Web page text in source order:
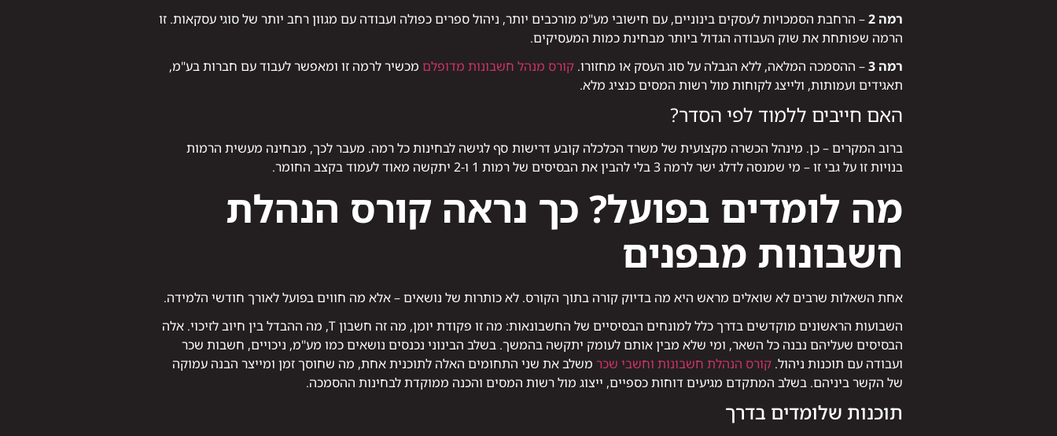
רמה 2 – הרחבת הסמכויות לעסקים בינוניים, עם חישובי מע"מ מורכבים יותר, ניהול ספרים כפולה ועבודה עם מגוון רחב יותר של סוגי עסקאות. זו
הרמה שפותחת את שוק העבודה הגדול ביותר מבחינת כמות המעסיקים.
רמה 3 – ההסמכה המלאה, ללא הגבלה על סוג העסק או מחזורו.קורס מנהל חשבונות מדופלם מכשיר לרמה זו ומאפשר לעבוד עם חברות בע"מ,
תאגידים ועמותות, ולייצג לקוחות מול רשות המסים כנציג מלא.
האם חייבים ללמוד לפי הסדר?
ברוב המקרים – כן. מינהל הכשרה מקצועית של משרד הכלכלה קובע דרישות סף לגישה לבחינות כל רמה. מעבר לכך, מבחינה מעשית הרמות
בנויות זו על גבי זו – מי שמנסה לדלג ישר לרמה 3 בלי להבין את הבסיסים של רמות 1 ו-2 יתקשה מאוד לעמוד בקצב החומר.
מה לומדים בפועל? כך נראה קורס הנהלת
חשבונות מבפנים
אחת השאלות שרבים לא שואלים מראש היא מה בדיוק קורה בתוך הקורס. לא כותרות של נושאים – אלא מה חווים בפועל לאורך חודשי הלמידה.
השבועות הראשונים מוקדשים בדרך כלל למונחים הבסיסיים של החשבונאות: מה זו פקודת יומן, מה זה חשבון T, מה ההבדל בין חיוב לזיכוי. אלה
הבסיסים שעליהם נבנה כל השאר, ומי שלא מבין אותם לעומק יתקשה בהמשך. בשלב הבינוני נכנסים נושאים כמו מע"מ, ניכויים, חשבות שכר
ועבודה עם תוכנות ניהול.קורס הנהלת חשבונות וחשבי שכר משלב את שני התחומים האלה לתוכנית אחת, מה שחוסך זמן ומייצר הבנה עמוקה
של הקשר ביניהם. בשלב המתקדם מגיעים דוחות כספיים, ייצוג מול רשות המסים והכנה ממוקדת לבחינות ההסמכה.
תוכנות שלומדים בדרך